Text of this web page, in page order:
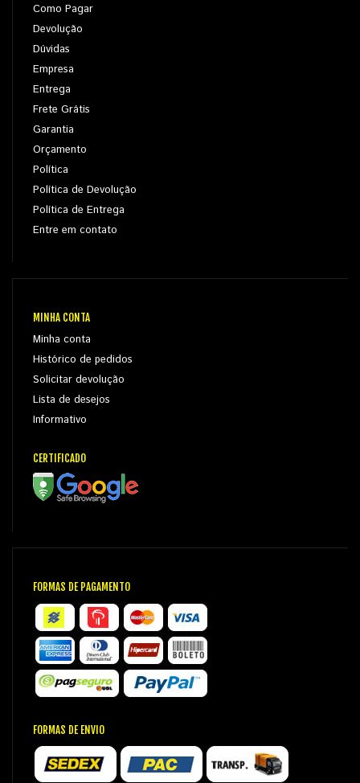
Como Pagar
Devolução
Dúvidas
Empresa
Entrega
Frete Grátis
Garantia
Orçamento
Política
Política de Devolução
Política de Entrega
Entre em contato
MINHA CONTA
Minha conta
Histórico de pedidos
Solicitar devolução
Lista de desejos
Informativo
CERTIFICADO
FORMAS DE PAGAMENTO
FORMAS DE ENVIO